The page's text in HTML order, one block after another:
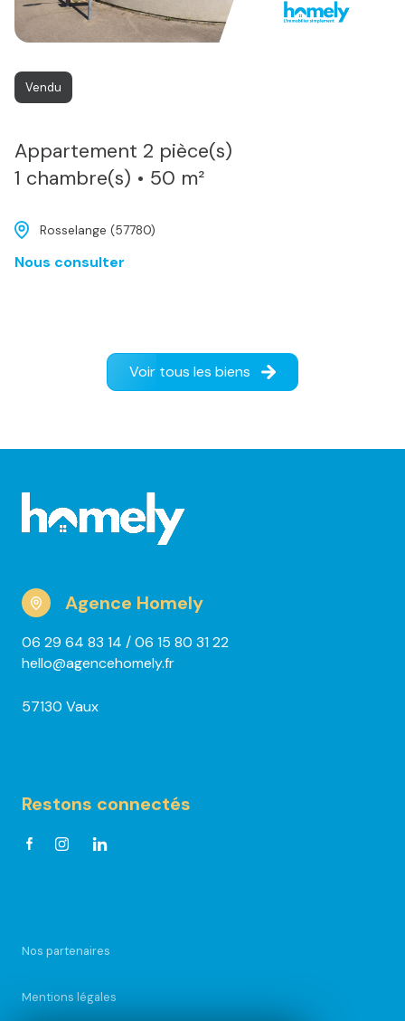
Vendu
appartement 2 pièce(s)
1 chambre(s)
50 m²
Rosselange (57780)
Nous consulter
Voir tous les biens
Agence Homely
06 29 64 83 14 / 06 15 80 31 22
hello@agencehomely.fr
57130 Vaux
Restons connectés
Nos partenaires
Mentions légales